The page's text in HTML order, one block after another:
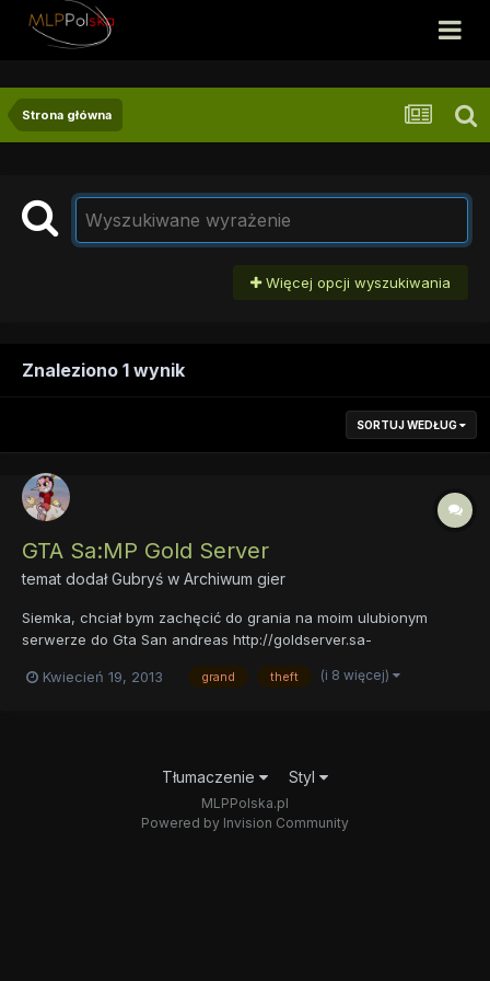
Strona główna
Więcej opcji wyszukiwania
Znaleziono 1 wynik
SORTUJ WEDŁUG
GTA Sa:MP Gold Server
temat dodałGubryś w Archiwum gier
Siemka, chciał bym zachęcić do grania na moim ulubionym
serwerze do Gta San andreas http://goldserver.sa-
Ping: 30 Typ: Freeroam / Deathmatch żeby wbić na serwer
Kwiecień 19, 2013 grand theft (i 8 więcej)
Tłumaczenie Styl
MLPPolska.pl
Powered by Invision Community